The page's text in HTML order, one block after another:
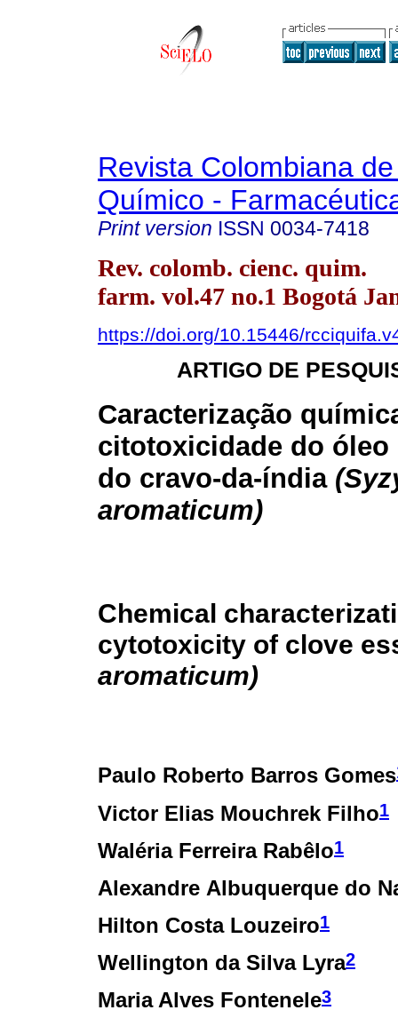
Revista Colombiana
Químico -
Print version ISSN 0034-7418
Rev. colomb. cienc. quim.
farm. vol.47 no.1 Bogotá
https://doi.org/10.15446/
ARTIGO DE
Caracterização
citotoxicidade do óleo
do cravo-da-índia
aromaticum)
Chemical
cytotoxicity of clove
aromaticum)
Paulo Roberto Barros Gomes
Victor Elias Mouchrek Filho1
Waléria Ferreira Rabêlo1
Alexandre Albuquerque do
Hilton Costa Louzeiro1
Wellington da Silva Lyra2
Maria Alves Fontenele3